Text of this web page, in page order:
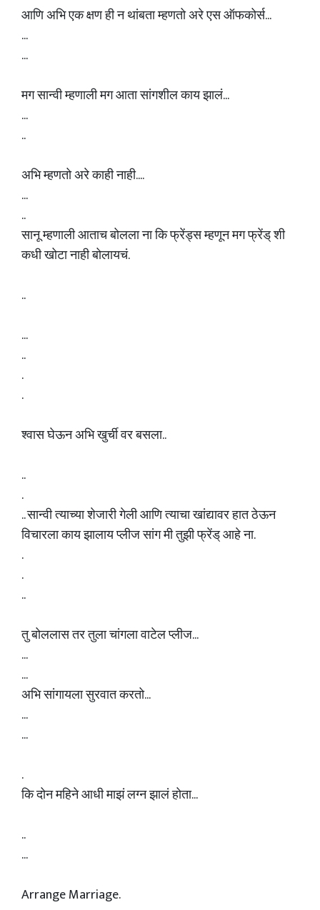
आणि अभि एक क्षण ही न थांबता म्हणतो अरे एस ऑफकोर्स...
...
...
मग सान्वी म्हणाली मग आता सांगशील काय झालं...
...
..
अभि म्हणतो अरे काही नाही....
...
..
सानू म्हणाली आताच बोलला ना कि फ्रेंड्स म्हणून मग फ्रेंड् शी
कधी खोटा नाही बोलायचं.
..
...
..
.
.
श्वास घेऊन अभि खुर्ची वर बसला..
..
.
.. सान्वी त्याच्या शेजारी गेली आणि त्याचा खांद्यावर हात ठेऊन
विचारला काय झालाय प्लीज सांग मी तुझी फ्रेंड् आहे ना.
.
.
..
तु बोललास तर तुला चांगला वाटेल प्लीज...
...
...
अभि सांगायला सुरवात करतो...
...
...
.
कि दोन महिने आधी माझं लग्न झालं होता...
..
...
Arrange Marriage.